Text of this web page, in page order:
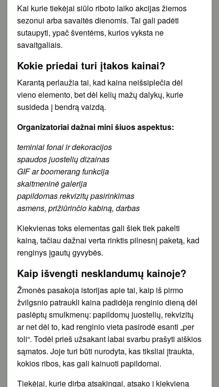
Kai kurie tiekėjai siūlo riboto laiko akcijas žiemos
sezonui arba savaitės dienomis. Tai gali padėti
sutaupyti, ypač šventėms, kurios vyksta ne
savaitgaliais.
Kokie priedai turi įtakos kainai?
Karantą perlaužia tai, kad kaina neišsiplečia dėl
vieno elemento, bet dėl kelių mažų dalykų, kurie
susideda į bendrą vaizdą.
Organizatoriai dažnai mini šiuos aspektus:
teminiai fonai ir dekoracijos
spaudos juostelių dizainas
GIF ar boomerang funkcija
skaitmeninė galerija
papildomas rekvizitų pasirinkimas
asmens, prižiūrinčio kabiną, darbas
Kiekvienas toks elementas gali šiek tiek pakelti
kainą, tačiau dažnai verta rinktis pilnesnį paketą, kad
renginys įgautų gyvybės.
Kaip išvengti nesklandumų kainoje?
Žmonės pasakoja istorijas apie tai, kaip iš pirmo
žvilgsnio patraukli kaina padidėja renginio dieną dėl
paslėptų smulkmenų: papildomų juostelių, rekvizitų
ar net dėl to, kad renginio vieta pasirodė esanti „per
toli“. Todėl prieš užsakant labai svarbu prašyti aiškios
sąmatos. Joje turi būti nurodyta, kas tiksliai įtraukta,
kokios ribos, kas gali kainuoti papildomai.
Tiekėjai, kurie dirba atsakingai, atsako į kiekvieną